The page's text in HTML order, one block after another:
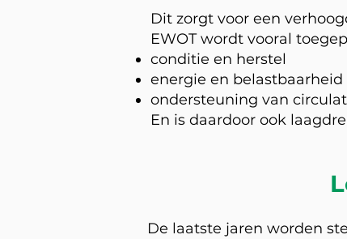
Dit zorgt voor een
EWOT wordt vooral
conditie en herstel
energie en belastbaarheid
ondersteuning van
En is daardoor ook
De laatste jaren worden